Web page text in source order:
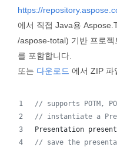
https://
에서 직접 Java용
/aspose-total) 기반 프로
를 포함합니다.
또는 다운로드 에서 ZIP 파
// supports POTM,
// instantiate a
Presentation
// save the